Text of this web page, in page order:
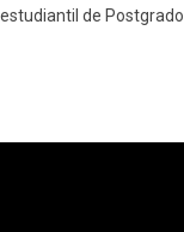
FACULTAD
de Postgrado.